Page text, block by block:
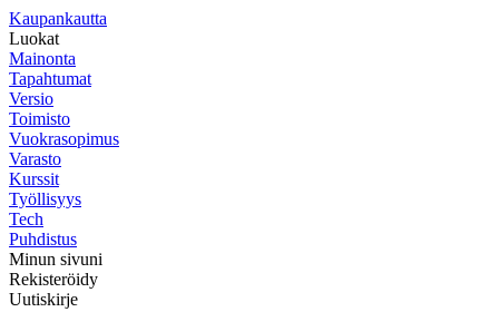
Kaupankautta
Luokat
Mainonta
Tapahtumat
Versio
Toimisto
Vuokrasopimus
Varasto
Kurssit
Työllisyys
Tech
Puhdistus
Minun sivuni
Rekisteröidy
Uutiskirje